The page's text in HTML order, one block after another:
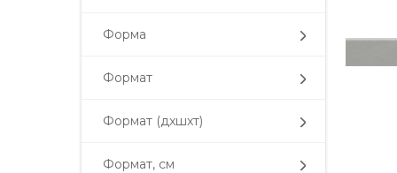
Форма
Формат
Формат (дxшxт)
Формат, см